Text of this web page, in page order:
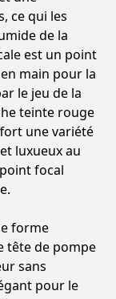
ce qui les
de la
est un point
main pour la
le jeu de la
teinte rouge
une variété
luxueux au
focal
forme
tête de pompe
sans
pour le